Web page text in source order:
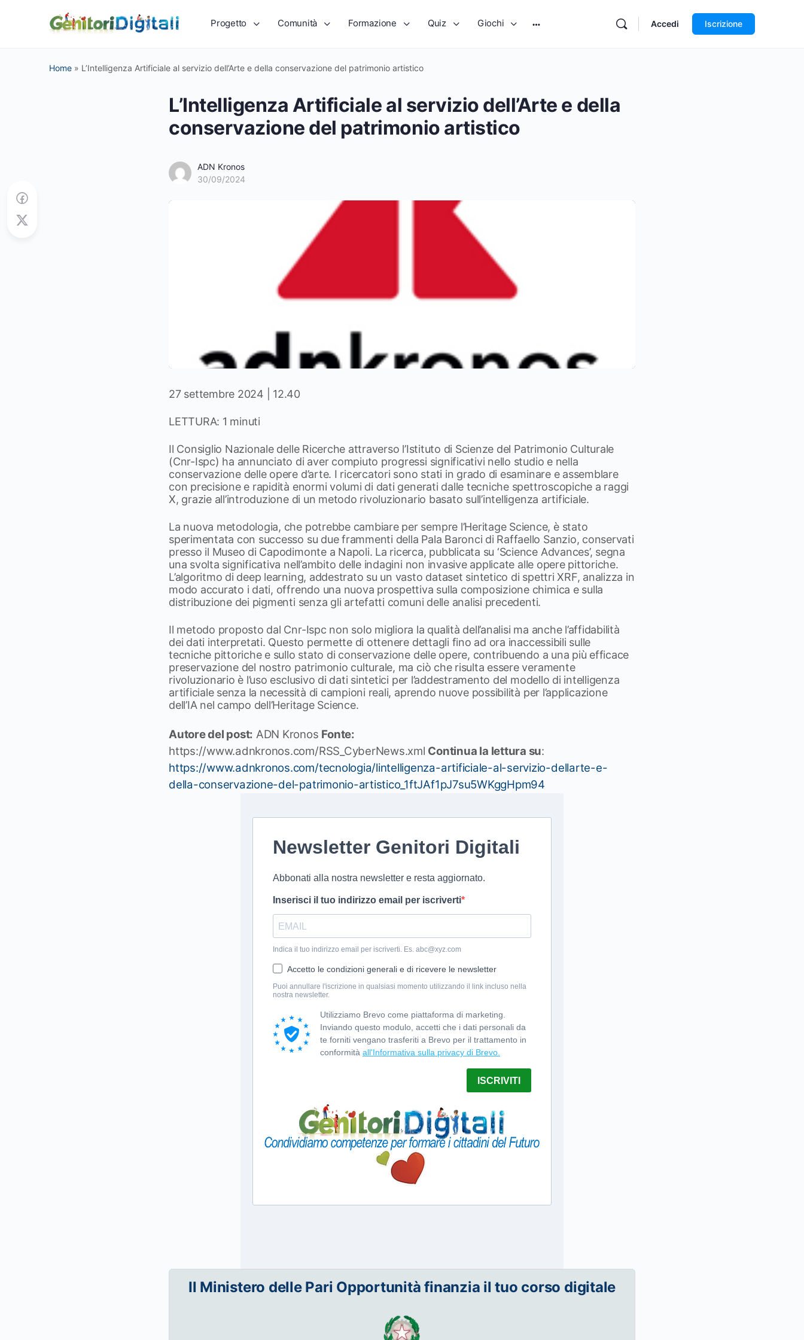
Progetto Comunità Formazione Quiz Giochi Accedi Iscrizione
Home » L’Intelligenza Artificiale al servizio dell’Arte e della conservazione del patrimonio artistico
L’Intelligenza Artificiale al servizio dell’Arte e della
conservazione del patrimonio artistico
ADN Kronos
30/09/2024
27 settembre 2024 | 12.40
LETTURA: 1 minuti
Il Consiglio Nazionale delle Ricerche attraverso l’Istituto di Scienze del Patrimonio Culturale
(Cnr-Ispc) ha annunciato di aver compiuto progressi significativi nello studio e nella
conservazione delle opere d’arte. I ricercatori sono stati in grado di esaminare e assemblare
con precisione e rapidità enormi volumi di dati generati dalle tecniche spettroscopiche a raggi
X, grazie all’introduzione di un metodo rivoluzionario basato sull’intelligenza artificiale.
La nuova metodologia, che potrebbe cambiare per sempre l’Heritage Science, è stato
sperimentata con successo su due frammenti della Pala Baronci di Raffaello Sanzio, conservati
presso il Museo di Capodimonte a Napoli. La ricerca, pubblicata su ‘Science Advances’, segna
una svolta significativa nell’ambito delle indagini non invasive applicate alle opere pittoriche.
L’algoritmo di deep learning, addestrato su un vasto dataset sintetico di spettri XRF, analizza in
modo accurato i dati, offrendo una nuova prospettiva sulla composizione chimica e sulla
distribuzione dei pigmenti senza gli artefatti comuni delle analisi precedenti.
Il metodo proposto dal Cnr-Ispc non solo migliora la qualità dell’analisi ma anche l’affidabilità
dei dati interpretati. Questo permette di ottenere dettagli fino ad ora inaccessibili sulle
tecniche pittoriche e sullo stato di conservazione delle opere, contribuendo a una più efficace
preservazione del nostro patrimonio culturale, ma ciò che risulta essere veramente
rivoluzionario è l’uso esclusivo di dati sintetici per l’addestramento del modello di intelligenza
artificiale senza la necessità di campioni reali, aprendo nuove possibilità per l’applicazione
dell’IA nel campo dell’Heritage Science.
Autore del post: ADN Kronos Fonte:
https://www.adnkronos.com/RSS_CyberNews.xml Continua la lettura su:
https://www.adnkronos.com/tecnologia/lintelligenza-artificiale-al-servizio-dellarte-e-
della-conservazione-del-patrimonio-artistico_1ftJAf1pJ7su5WKggHpm94
Il Ministero delle Pari Opportunità finanzia il tuo corso digitale